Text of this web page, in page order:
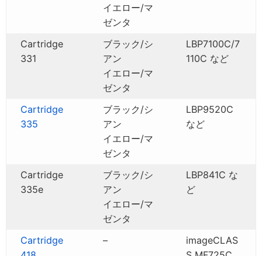
イエロー/マ
ゼンタ
Cartridge
331
ブラック/シ
アン
イエロー/マ
ゼンタ
LBP7100C/7
110C など
Cartridge
335
ブラック/シ
アン
イエロー/マ
ゼンタ
LBP9520C
など
Cartridge
335e
ブラック/シ
アン
イエロー/マ
ゼンタ
LBP841C な
ど
Cartridge
–
imageCLAS